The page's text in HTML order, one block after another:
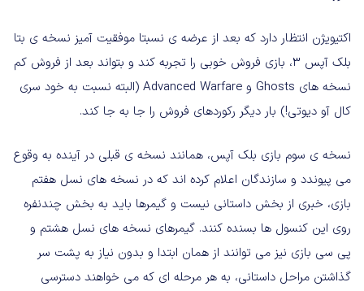
اکتیویژن انتظار دارد که بعد از عرضه ی نسبتا موفقیت آمیز نسخه ی بتا
بلک آپس 3، بازی فروش خوبی را تجربه کند و بتواند بعد از فروش کم
نسخه های Ghosts و Advanced Warfare (البته نسبت به خود سری
کال آو دیوتی!) بار دیگر رکوردهای فروش را جا به جا کند.
نسخه ی سوم بازی بلک آپس، همانند نسخه ی قبلی در آینده به وقوع
می پیوندد و سازندگان اعلام کرده اند که در نسخه های نسل هفتم
بازی، خبری از بخش داستانی نیست و گیمرها باید به بخش چندنفره
روی این کنسول ها بسنده کنند. گیمرهای نسخه های نسل هشتم و
پی سی بازی نیز می توانند از همان ابتدا و بدون نیاز به پشت سر
گذاشتن مراحل داستانی، به هر مرحله ای که می خواهند دسترسی